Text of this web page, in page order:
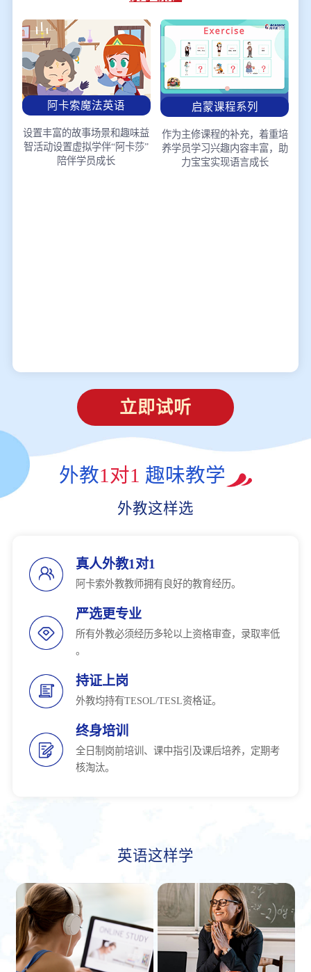
阿卡索魔法英语
设置丰富的故事场景和趣味益
智活动设置虚拟学伴“阿卡莎”
陪伴学员成长
启蒙课程系列
作为主修课程的补充，着重培
养学员学习兴趣内容丰富，助
力宝宝实现语言成长
立即试听
外教1对1 趣味教学
外教这样选
真人外教1对1
阿卡索外教教师拥有良好的教育经历。
严选更专业
所有外教必须经历多轮以上资格审查，录取率低
。
持证上岗
外教均持有TESOL/TESL资格证。
终身培训
全日制岗前培训、课中指引及课后培养，定期考
核淘汰。
英语这样学